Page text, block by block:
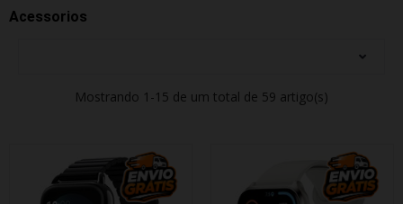
Acessorios
Mostrando 1-15 de um total de 59 artigo(s)